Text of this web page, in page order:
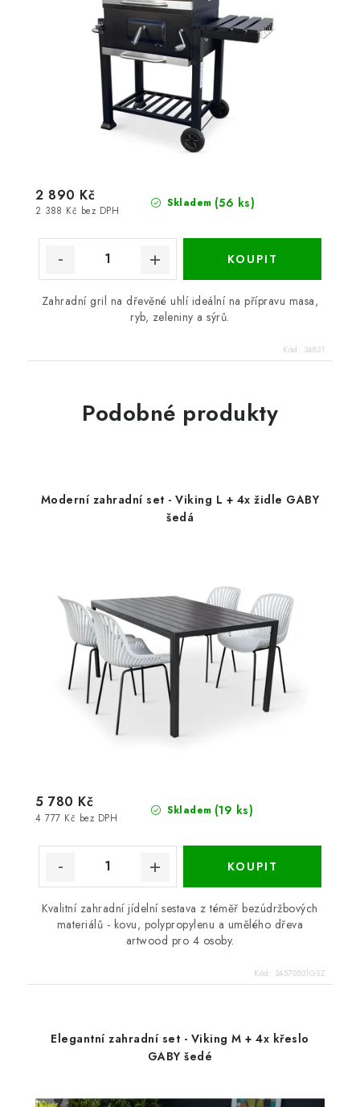
Skladem (56 ks)
2 388 Kč bez DPH
2 890 Kč
Zahradní gril na dřevěné uhlí ideální na přípravu masa,
ryb, zeleniny a sýrů.
Kód: 34831
Podobné produkty
Moderní zahradní set - Viking L + 4x židle GABY
šedá
Skladem (19 ks)
4 777 Kč bez DPH
5 780 Kč
Kvalitní zahradní jídelní sestava z téměř bezúdržbových
materiálů - kovu, polypropylenu a umělého dřeva
artwood pro 4 osoby.
Kód: 34570501GSZ
Elegantní zahradní set - Viking M + 4x křeslo
GABY šedé